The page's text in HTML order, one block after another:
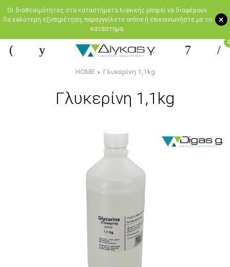
+
Oι διαθεσιμότητες στα καταστήματα λιανικής μπορεί να διαφέρουν.
Για καλύτερη εξυπηρέτηση, παραγγείλετε online ή επικοινωνήστε με το
κατάστημα.
0
HOME Γλυκερίνη 1,1kg
Γλυκερίνη 1,1kg